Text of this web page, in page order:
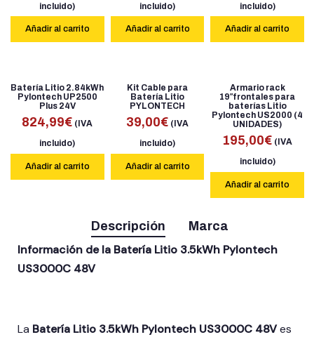
incluido)
Añadir al carrito
incluido)
Añadir al carrito
incluido)
Añadir al carrito
Batería Litio 2.84kWh
Pylontech UP2500
Plus 24V
824,99€ (IVA
incluido)
Añadir al carrito
Kit Cable para
Batería Litio
PYLONTECH
39,00€ (IVA
incluido)
Añadir al carrito
Armario rack
19″frontales para
baterías Litio
Pylontech US2000 (4
UNIDADES)
195,00€ (IVA
incluido)
Añadir al carrito
Descripción Marca
Información de la Batería Litio 3.5kWh Pylontech
US3000C 48V
La Batería Litio 3.5kWh Pylontech US3000C 48Ves